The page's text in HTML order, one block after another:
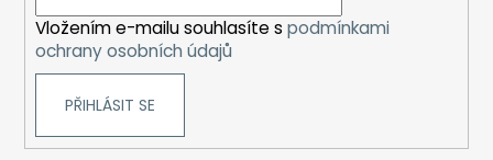
Vložením e-mailu souhlasíte s podmínkami
ochrany osobních údajů
PŘIHLÁSIT SE